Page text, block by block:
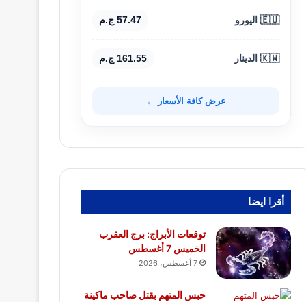
🇪🇺 اليورو 57.47 ج.م
🇰🇼 الدينار 161.55 ج.م
عرض كافة الأسعار ←
أقرا ايضا
توقعات الأبراج: برج العقرب
الخميس 7 أغسطس
7 أغسطس، 2026
حبس المتهم بقتل صاحب ماكينة